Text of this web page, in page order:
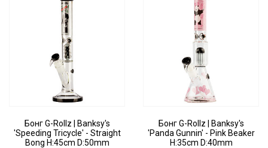
Бонг G-Rollz | Banksy's
'Speeding Tricycle' - Straight
Bong H:45cm D:50mm
Бонг G-Rollz | Banksy's
'Panda Gunnin' - Pink Beaker
H:35cm D:40mm